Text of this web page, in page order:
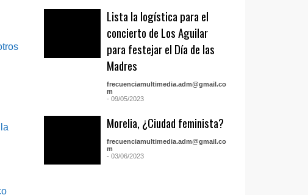
Lista la logística para el
concierto de Los Aguilar
para festejar el Día de las
Madres
frecuenciamultimedia.adm@gmail.co
m
- 09/05/2023
Morelia, ¿Ciudad feminista?
frecuenciamultimedia.adm@gmail.co
m
- 03/06/2023